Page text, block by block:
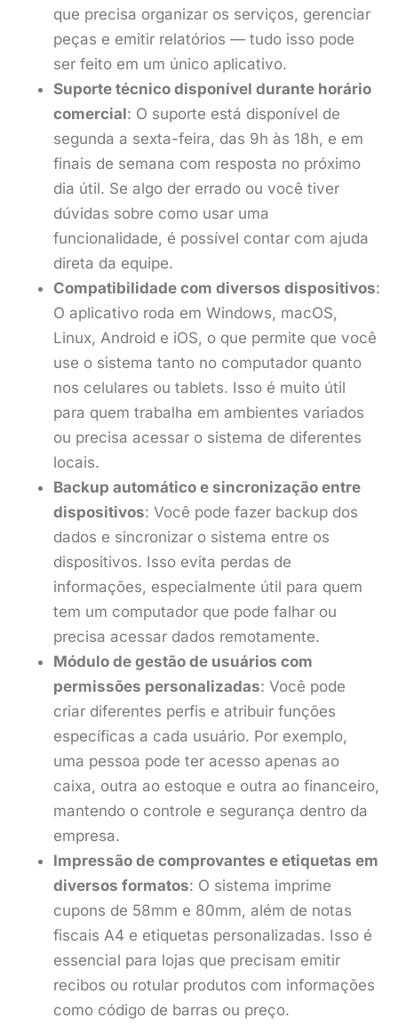
que precisa organizar os serviços, gerenciar
peças e emitir relatórios — tudo isso pode
ser feito em um único aplicativo.
Suporte técnico disponível durante horário
comercial: O suporte está disponível de
segunda a sexta-feira, das 9h às 18h, e em
finais de semana com resposta no próximo
dia útil. Se algo der errado ou você tiver
dúvidas sobre como usar uma
funcionalidade, é possível contar com ajuda
direta da equipe.
Compatibilidade com diversos dispositivos:
O aplicativo roda em Windows, macOS,
Linux, Android e iOS, o que permite que você
use o sistema tanto no computador quanto
nos celulares ou tablets. Isso é muito útil
para quem trabalha em ambientes variados
ou precisa acessar o sistema de diferentes
locais.
Backup automático e sincronização entre
dispositivos: Você pode fazer backup dos
dados e sincronizar o sistema entre os
dispositivos. Isso evita perdas de
informações, especialmente útil para quem
tem um computador que pode falhar ou
precisa acessar dados remotamente.
Módulo de gestão de usuários com
permissões personalizadas: Você pode
criar diferentes perfis e atribuir funções
específicas a cada usuário. Por exemplo,
uma pessoa pode ter acesso apenas ao
caixa, outra ao estoque e outra ao financeiro,
mantendo o controle e segurança dentro da
empresa.
Impressão de comprovantes e etiquetas em
diversos formatos: O sistema imprime
cupons de 58mm e 80mm, além de notas
fiscais A4 e etiquetas personalizadas. Isso é
essencial para lojas que precisam emitir
recibos ou rotular produtos com informações
como código de barras ou preço.